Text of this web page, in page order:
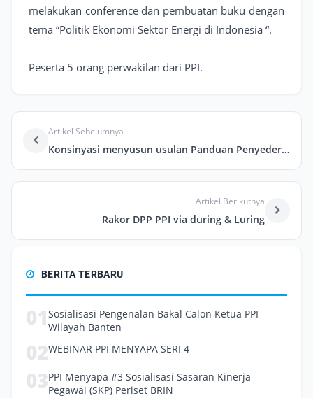
melakukan conference dan pembuatan buku dengan
tema “Politik Ekonomi Sektor Energi di Indonesia “.
Peserta 5 orang perwakilan dari PPI.
Artikel Sebelumnya
Konsinyasi menyusun usulan Panduan Penyederhanaan Penilaian JF Perekayasa.
Artikel Berikutnya
Rakor DPP PPI via during & Luring
BERITA TERBARU
01 Sosialisasi Pengenalan Bakal Calon Ketua PPI
Wilayah Banten
02WEBINAR PPI MENYAPA SERI 4
03PPI Menyapa #3 Sosialisasi Sasaran Kinerja
Pegawai (SKP) Periset BRIN